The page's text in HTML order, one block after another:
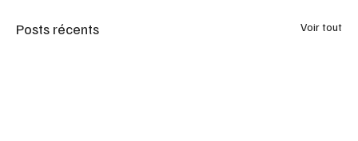
Posts récents Voir tout